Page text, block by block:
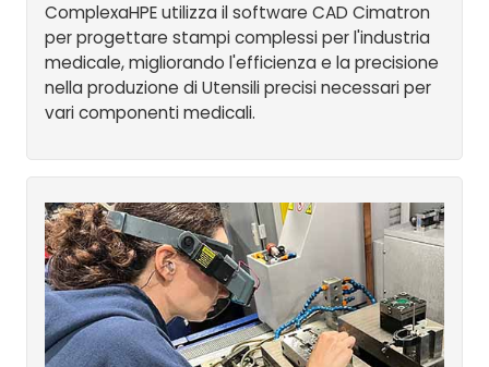
ComplexaHPE utilizza il software CAD Cimatron
per progettare stampi complessi per l'industria
medicale, migliorando l'efficienza e la precisione
nella produzione di Utensili precisi necessari per
vari componenti medicali.